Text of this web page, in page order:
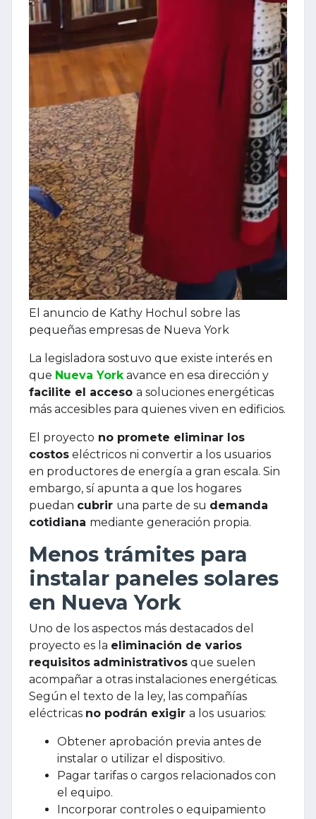
El anuncio de Kathy Hochul sobre las
pequeñas empresas de Nueva York
La legisladora sostuvo que existe interés en
que Nueva Yorkavance en esa dirección y
facilite el acceso a soluciones energéticas
más accesibles para quienes viven en edificios.
El proyecto no promete eliminar los
costos eléctricos ni convertir a los usuarios
en productores de energía a gran escala. Sin
embargo, sí apunta a que los hogares
puedan cubrir una parte de su demanda
cotidiana mediante generación propia.
Menos trámites para
instalar paneles solares
en Nueva York
Uno de los aspectos más destacados del
proyecto es la eliminación de varios
requisitos administrativos que suelen
acompañar a otras instalaciones energéticas.
Según el texto de la ley, las compañías
eléctricas no podrán exigir a los usuarios:
Obtener aprobación previa antes de
instalar o utilizar el dispositivo.
Pagar tarifas o cargos relacionados con
el equipo.
Incorporar controles o equipamiento